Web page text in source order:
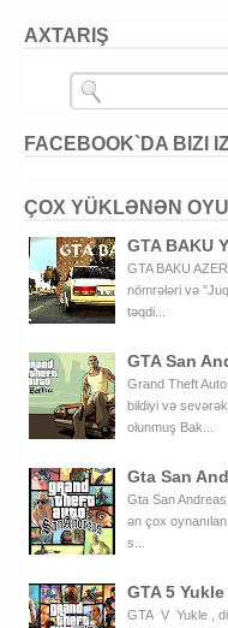
AXTARIŞ
FACEBOOK`DA BIZI
ÇOX YÜKLƏNƏN
GTA BAKU
GTA BAKU
nömrələri və
təqdi...
GTA San
Grand Theft
bildiyi və
olunmuş Bak...
Gta San
Gta San Andreas
ən çox
s...
GTA 5 Yukle
GTA V Yukle ,